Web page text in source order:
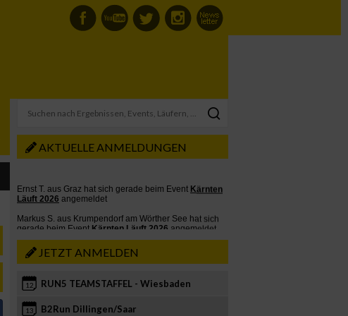
AKTUELLE ANMELDUNGEN
JETZT ANMELDEN
12 RUN5 TEAMSTAFFEL - Wiesbaden
13 B2Run Dillingen/Saar